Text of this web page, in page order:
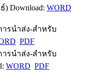
Download: WORD
ารนำส่ง-สำหรับ
PDF
ารนำส่ง-สำหรับ
WORD PDF